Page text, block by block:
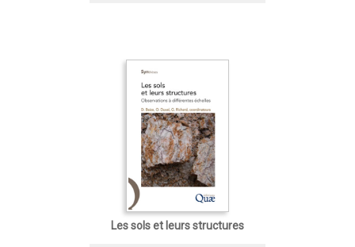
Les sols et leurs structures